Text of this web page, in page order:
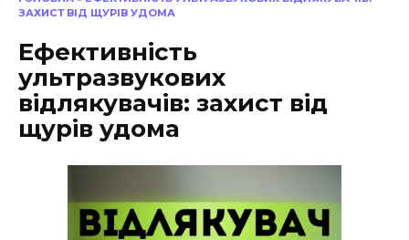
ЗАХИСТ ВІД ЩУРІВ УДОМА
Ефективність
ультразвукових
відлякувачів: захист від
щурів удома